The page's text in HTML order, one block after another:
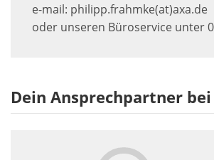
e-mail: philipp.frahmke(at)axa.de
oder unseren Büroservice unter
Dein Ansprechpartner